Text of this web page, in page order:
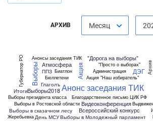
АРХИВ Месяц
"Дорога на выборы"
"Просто о выборах"
Администрация
Акция Акция "Наш избиратель"
Анонс заседания ТИК
Анонсы заседания ТИК
Архив
Атмосфера
Биатлон
Благодарственное письмо ЦИК РФ
Бюллетени
Видеоконференция
Всероссийский конкурс
Выборы
Выборы в Молодежный парламент
Выборы в Ростовской области
Выборы в сказачном лесу
Выборы президента класса
Выборы2018
Глаголъ
Губернатор РО ДЭГ
День МСУ
Жеребьевка
Итоги
ППЗ